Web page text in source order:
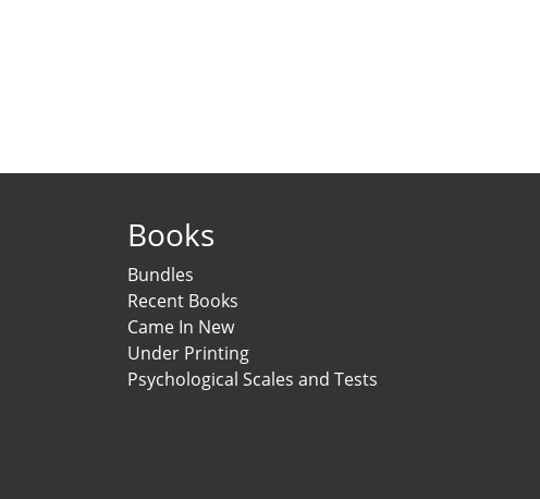
Books
Bundles
Recent Books
Came In New
Under Printing
Psychological Scales and Tests